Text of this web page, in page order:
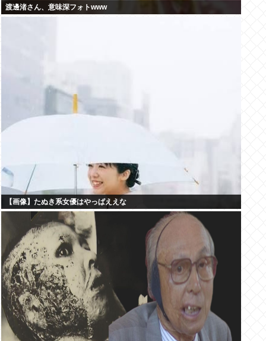
渡邊渚さん、意味深フォトwww
【画像】たぬき系女優はやっぱええな